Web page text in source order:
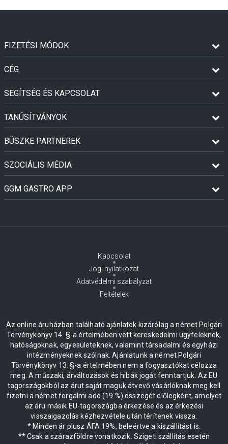
FIZETÉSI MÓDOK
CÉG
SEGÍTSÉG ÉS KAPCSOLAT
TANÚSÍTVÁNYOK
BÜSZKE PARTNEREK
SZOCIÁLIS MÉDIA
GGM GASTRO APP
Kapcsolat
Jogi nyilatkozat
Adatvédelmi szabályzat
Feltételek
Az online áruházban található ajánlatok kizárólag a német Polgári
Törvénykönyv 14. §-a értelmében vett kereskedelmi ügyfeleknek,
hatóságoknak, egyesületeknek, valamint társadalmi és egyházi
intézményeknek szólnak. Ajánlatunk a német Polgári
Törvénykönyv 13. §-a értelmében nem a fogyasztókat célozza
meg. A műszaki, árváltozások és hibák jogát fenntartjuk. Az EU
tagországokból az árut saját maguk átvevő vásárlóknak meg kell
fizetni a német forgalmi adó (19 %) összegét előlegként, amelyet
az áru másik EU-tagországba érkezése és az érkezési
visszaigazolás kézhezvétele után térítenek vissza.
* Minden ár plusz ÁFA 19%, beleértve a kiszállítást is.
** Csak a szárazföldre vonatkozik. Szigeti szállítás esetén